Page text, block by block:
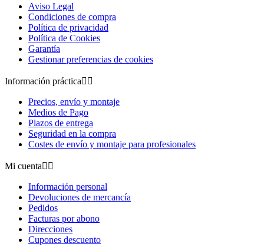
Aviso Legal
Condiciones de compra
Política de privacidad
Política de Cookies
Garantía
Gestionar preferencias de cookies
Información práctica 
Precios, envío y montaje
Medios de Pago
Plazos de entrega
Seguridad en la compra
Costes de envío y montaje para profesionales
Mi cuenta 
Información personal
Devoluciones de mercancía
Pedidos
Facturas por abono
Direcciones
Cupones descuento